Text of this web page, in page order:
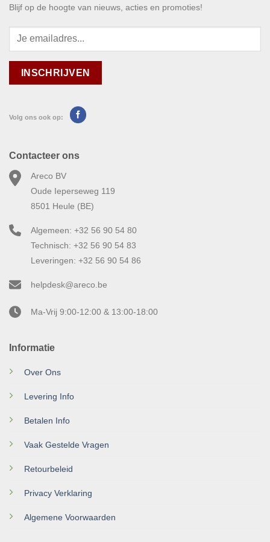
Blijf op de hoogte van nieuws, acties en promoties!
Volg ons ook op:
Informatie
Over Ons
Levering Info
Betalen Info
Vaak Gestelde Vragen
Retourbeleid
Privacy Verklaring
Algemene Voorwaarden
Contacteer ons
Areco BV
Oude Ieperseweg 119
8501 Heule (BE)
Algemeen: +32 56 90 54 80
Technisch: +32 56 90 54 83
Leveringen: +32 56 90 54 86
helpdesk@areco.be
Ma-Vrij 9:00-12:00 & 13:00-18:00